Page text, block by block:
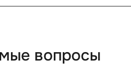
вопросы